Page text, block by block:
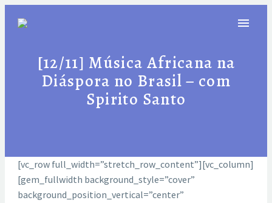
[12/11] Música Africana na
Diáspora no Brasil – com
Spirito Santo
[vc_row full_width=”stretch_row_content”][vc_column]
[gem_fullwidth background_style=”cover”
background_position_vertical=”center”